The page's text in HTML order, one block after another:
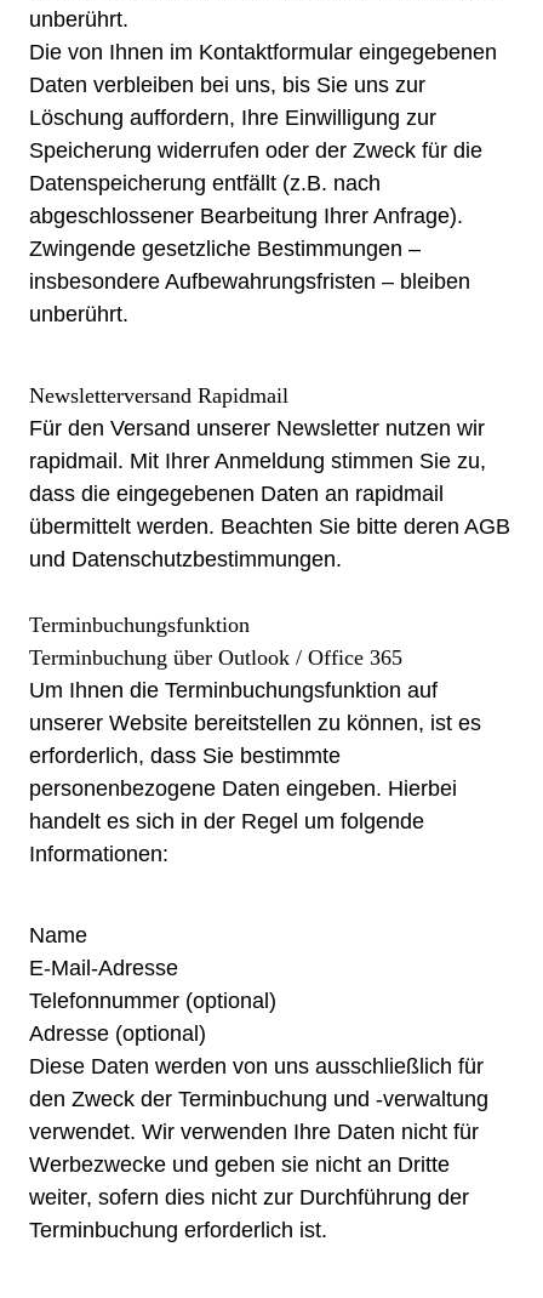
unberührt.
Die von Ihnen im Kontaktformular eingegebenen
Daten verbleiben bei uns, bis Sie uns zur
Löschung auffordern, Ihre Einwilligung zur
Speicherung widerrufen oder der Zweck für die
Datenspeicherung entfällt (z.B. nach
abgeschlossener Bearbeitung Ihrer Anfrage).
Zwingende gesetzliche Bestimmungen –
insbesondere Aufbewahrungsfristen – bleiben
unberührt.
Newsletterversand Rapidmail
Für den Versand unserer Newsletter nutzen wir
rapidmail. Mit Ihrer Anmeldung stimmen Sie zu,
dass die eingegebenen Daten an rapidmail
übermittelt werden. Beachten Sie bitte deren AGB
und Datenschutzbestimmungen.
Terminbuchungsfunktion
Terminbuchung über Outlook / Office 365
Um Ihnen die Terminbuchungsfunktion auf
unserer Website bereitstellen zu können, ist es
erforderlich, dass Sie bestimmte
personenbezogene Daten eingeben. Hierbei
handelt es sich in der Regel um folgende
Informationen:
Name
E-Mail-Adresse
Telefonnummer (optional)
Adresse (optional)
Diese Daten werden von uns ausschließlich für
den Zweck der Terminbuchung und -verwaltung
verwendet. Wir verwenden Ihre Daten nicht für
Werbezwecke und geben sie nicht an Dritte
weiter, sofern dies nicht zur Durchführung der
Terminbuchung erforderlich ist.